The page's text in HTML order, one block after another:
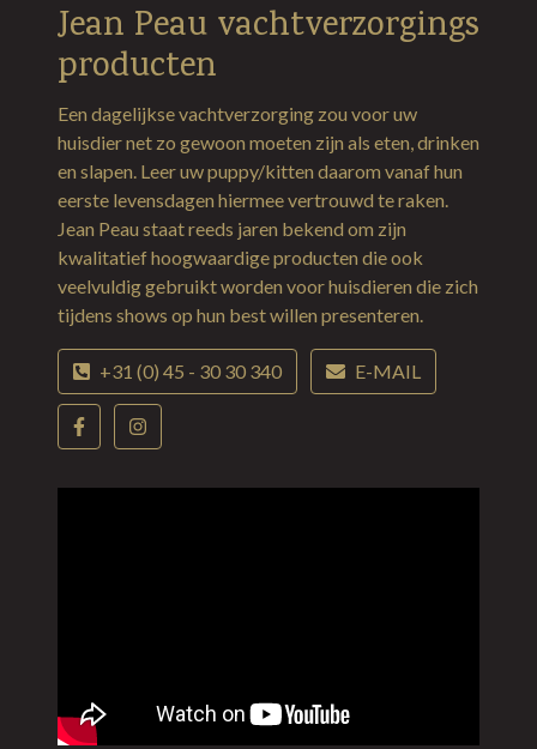
Jean Peau vachtverzorgings
producten
Een dagelijkse vachtverzorging zou voor uw
huisdier net zo gewoon moeten zijn als eten, drinken
en slapen. Leer uw puppy/kitten daarom vanaf hun
eerste levensdagen hiermee vertrouwd te raken.
Jean Peau staat reeds jaren bekend om zijn
kwalitatief hoogwaardige producten die ook
veelvuldig gebruikt worden voor huisdieren die zich
tijdens shows op hun best willen presenteren.
+31 (0) 45 - 30 30 340 E-MAIL